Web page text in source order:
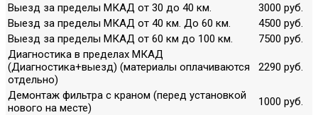
Выезд за пределы МКАД от 30 до 40 км.
3000 руб.
Выезд за пределы МКАД от 40 км. До 60 км.
4500 руб.
Выезд за пределы МКАД от 60 км до 100 км.
7500 руб.
Диагностика в пределах МКАД
(Диагностика+выезд) (материалы оплачиваются
отдельно)
2290 руб.
Демонтаж фильтра с краном (перед установкой
нового на месте)
1000 руб.